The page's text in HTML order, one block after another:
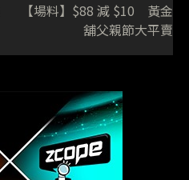
【場料】$88 減 $10 黃金
舖父親節大平賣